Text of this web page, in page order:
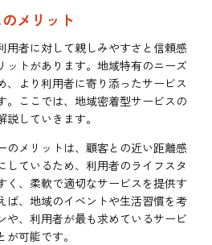
メリット
用者に対して親しみやすさと信頼感
ットがあります。地域特有のニーズ
、より利用者に寄り添ったサービス
。ここでは、地域密着型サービスの
していきます。
のメリットは、顧客との近い距離感
しているため、利用者のライフスタ
く、柔軟で適切なサービスを提供す
ば、地域のイベントや生活習慣を考
や、利用者が最も求めているサービ
可能です。